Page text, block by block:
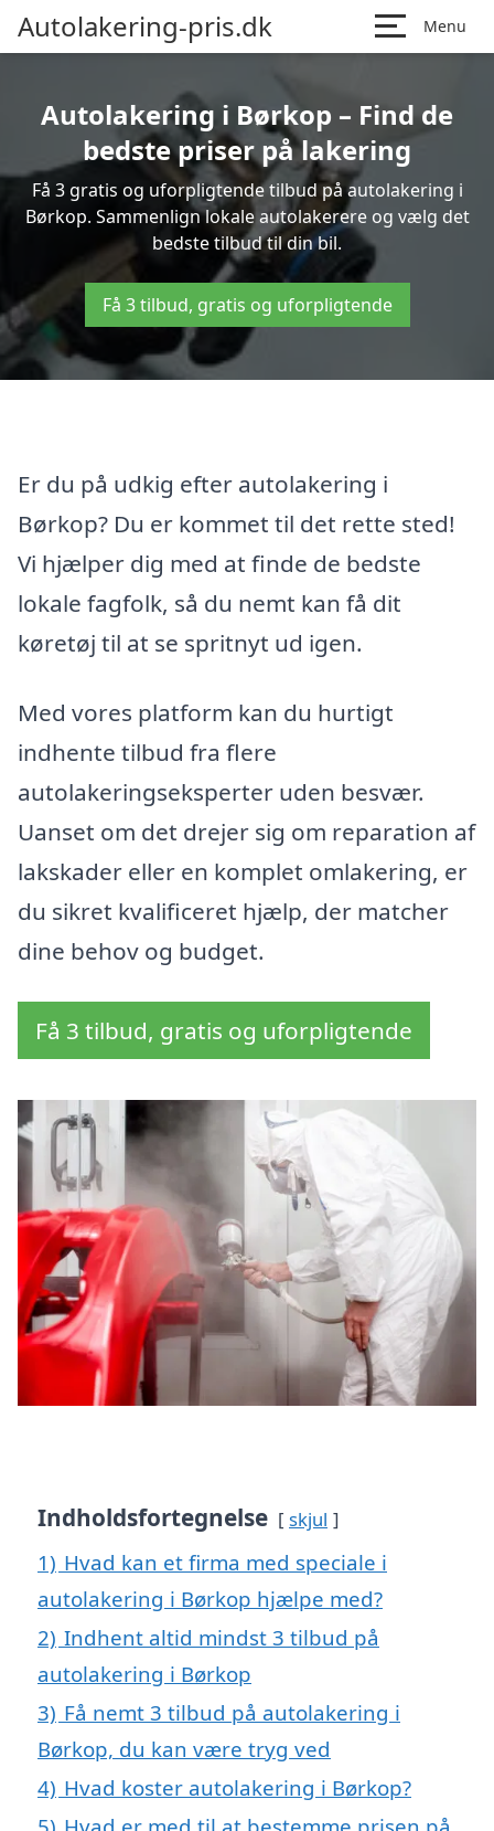
Autolakering-pris.dk Menu
Autolakering i Børkop – Find de
bedste priser på lakering
Få 3 gratis og uforpligtende tilbud på autolakering i
Børkop. Sammenlign lokale autolakerere og vælg det
bedste tilbud til din bil.
Få 3 tilbud, gratis og uforpligtende
Er du på udkig efter autolakering i
Børkop? Du er kommet til det rette sted!
Vi hjælper dig med at finde de bedste
lokale fagfolk, så du nemt kan få dit
køretøj til at se spritnyt ud igen.
Med vores platform kan du hurtigt
indhente tilbud fra flere
autolakeringseksperter uden besvær.
Uanset om det drejer sig om reparation af
lakskader eller en komplet omlakering, er
du sikret kvalificeret hjælp, der matcher
dine behov og budget.
Få 3 tilbud, gratis og uforpligtende
Indholdsfortegnelse skjul
1) Hvad kan et firma med speciale i
autolakering i Børkop hjælpe med?
2) Indhent altid mindst 3 tilbud på
autolakering i Børkop
3) Få nemt 3 tilbud på autolakering i
Børkop, du kan være tryg ved
4) Hvad koster autolakering i Børkop?